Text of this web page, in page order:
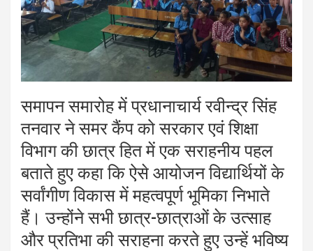
समापन समारोह में प्रधानाचार्य रवीन्द्र सिंह
तनवार ने समर कैंप को सरकार एवं शिक्षा
विभाग की छात्र हित में एक सराहनीय पहल
बताते हुए कहा कि ऐसे आयोजन विद्यार्थियों के
सर्वांगीण विकास में महत्वपूर्ण भूमिका निभाते
हैं। उन्होंने सभी छात्र-छात्राओं के उत्साह
और प्रतिभा की सराहना करते हुए उन्हें भविष्य